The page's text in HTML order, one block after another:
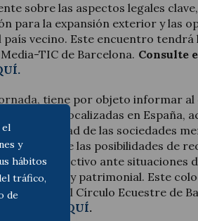
el
y
hábitos
tráfico,
de
sobre las aspectos legales
para la expansión exterior y las
país vecino. Este encuentro tendrá
TIC de Barcelona. Consulte
tiene por objeto informar
localizadas en España,
de las sociedades
como sobre las posibilidades de
del directivo ante situaciones
familiar y patrimonial. Este
de junio en el Círculo Ecuestre de
AQUÍ.